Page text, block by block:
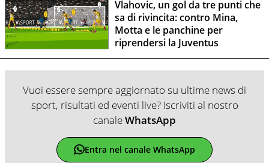
Vlahovic, un gol da tre punti che
sa di rivincita: contro Mina,
Motta e le panchine per
riprendersi la Juventus
Vuoi essere sempre aggiornato su ultime news di
sport, risultati ed eventi live? Iscriviti al nostro
canaleWhatsApp
Entra nel canale WhatsApp